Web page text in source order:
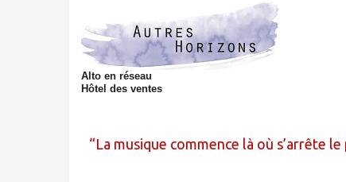
Alto en réseau
Hôtel des ventes
La musique commence là où s’arrête